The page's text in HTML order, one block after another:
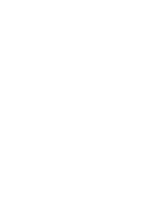
病区管理，每日坚持晨晚间查